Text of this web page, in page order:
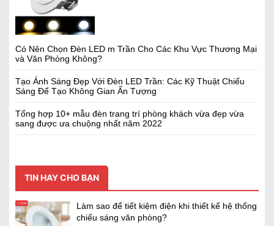
Có Nên Chọn Đèn LED m Trần Cho Các Khu Vực Thương Mại
và Văn Phòng Không?
Tạo Ánh Sáng Đẹp Với Đèn LED Trần: Các Kỹ Thuật Chiếu
Sáng Để Tạo Không Gian Ấn Tượng
Tổng hợp 10+ mẫu đèn trang trí phòng khách vừa đẹp vừa
sang được ưa chuộng nhất năm 2022
TIN HAY CHO BẠN
Làm sao để tiết kiệm điện khi thiết kế hệ thống
chiếu sáng văn phòng?